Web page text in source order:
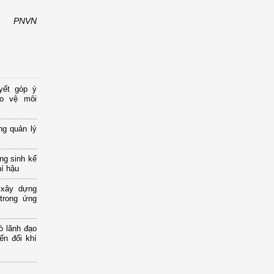
PNVN
góp ý
vệ môi
quản lý
sinh kế
hậu
dựng
ứng
lãnh đạo
đổi khí